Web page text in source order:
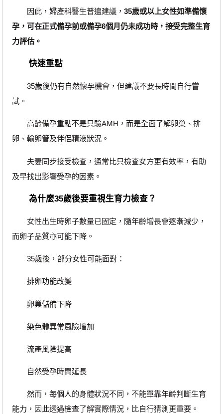
因此，婦產科醫生普遍建議， 35歲或以上女性如準備懷
孕，可在正式備孕前或備孕6個月仍未成功時，接受完整生育
力評估。
快速重點
35歲後仍有自然懷孕機會，但建議不要長時間自行嘗
試。
高齡備孕重點不是只驗AMH，而是全面了解卵巢、排
卵、輸卵管及伴侶精液狀況。
夫妻同步接受檢查，通常比只檢查女方更有效率，有助
及早找出影響受孕的因素。
為什麼35歲後要重視生育力檢查？
女性出生時卵子數量已固定，隨年齡增長會逐漸減少，
而卵子品質亦可能下降。
35歲後，部分女性可能面對：
排卵功能改變
卵巢儲備下降
染色體異常風險增加
流產風險提高
自然受孕時間延長
然而，每個人的身體狀況不同，不能單靠年齡判斷生育
能力，因此透過檢查了解實際情況，比自行猜測更重要。